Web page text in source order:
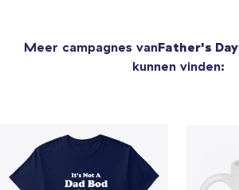
Meer campagnes vanFather's Day
kunnen vinden: